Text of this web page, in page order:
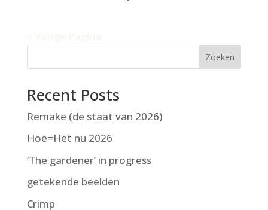
Zoeken
Recent Posts
Remake (de staat van 2026)
Hoe=Het nu 2026
‘The gardener’ in progress
getekende beelden
Crimp